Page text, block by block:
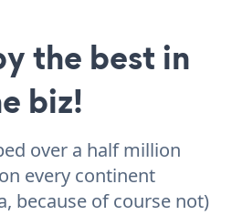
the best in
biz!
over a half million
every continent
because of course not)